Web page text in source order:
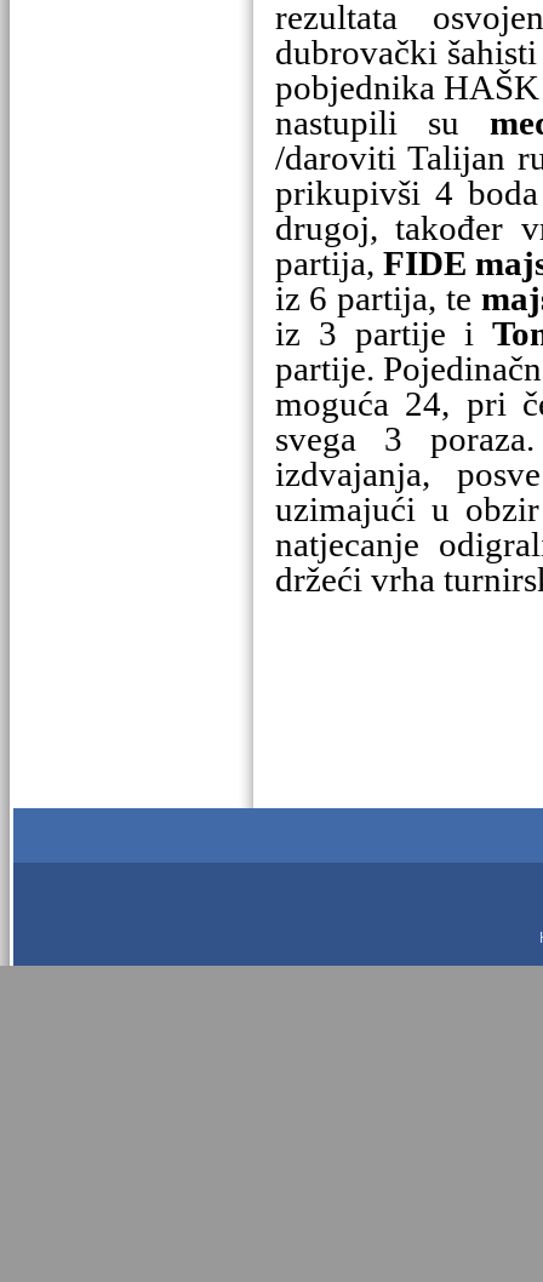
rezultata
dubrovački
pobjednika
nastupili su
/daroviti Talijan
prikupivši 4
drugoj, također
partija, FIDE
iz 6 partija, te
iz 3 partije i
partije.
moguća 24, pri
svega 3
izdvajanja,
uzimajući u
natjecanje
držeći vrha